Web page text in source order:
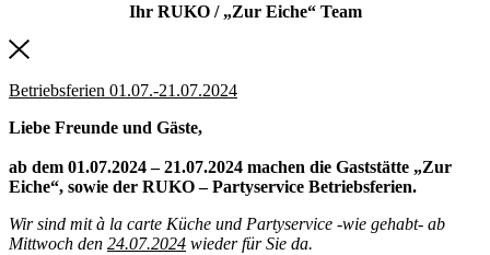
Ihr RUKO / „Zur Eiche“ Team
Betriebsferien 01.07.-21.07.2024
Liebe Freunde und Gäste,
ab dem 01.07.2024 – 21.07.2024 machen die Gaststätte „Zur
Eiche“, sowie der RUKO – Partyservice Betriebsferien.
Wir sind mit à la carte Küche und Partyservice -wie gehabt- ab
Mittwoch den 24.07.2024 wieder für Sie da.